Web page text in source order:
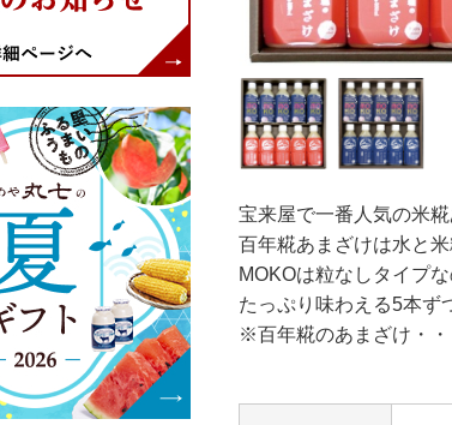
宝来屋で一番人気の米
百年糀あまざけは水と
MOKOは粒なしタイプ
たっぷり味わえる5本ず
※百年糀のあまざけ・・